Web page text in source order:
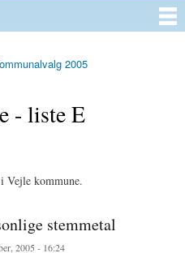
2005
- liste E
Vejle kommune.
stemmetal
2005 - 16:24